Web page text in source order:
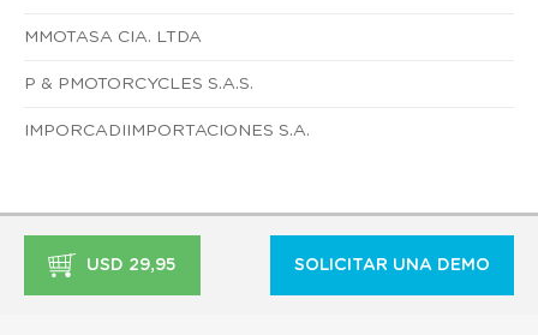
MMOTASA CIA. LTDA
P & PMOTORCYCLES S.A.S.
IMPORCADIIMPORTACIONES S.A.
USD 29,95 SOLICITAR UNA DEMO